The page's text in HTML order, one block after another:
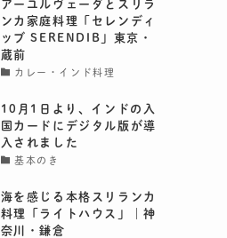
アーユルヴェーダとスリラ
ンカ家庭料理「セレンディ
ッブ SERENDIB」東京・
蔵前
カレー・インド料理
10月1日より、インドの入
国カードにデジタル版が導
入されました
基本のき
海を感じる本格スリランカ
料理「ライトハウス」｜神
奈川・鎌倉